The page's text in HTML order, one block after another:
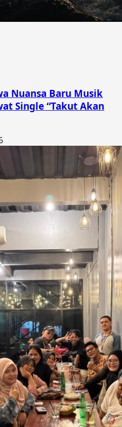
Nuansa Baru Musik
Single “Takut Akan